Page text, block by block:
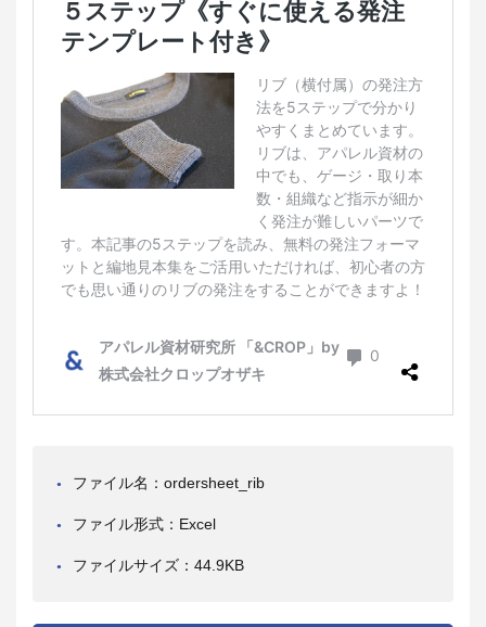
ファイル名：ordersheet_rib
ファイル形式：Excel
ファイルサイズ：44.9KB